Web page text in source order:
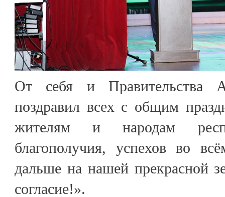
От себя и Правительства
поздравил всех с общим
жителям и народам
благополучия, успехов во
дальше на нашей прекрасной
согласие!».